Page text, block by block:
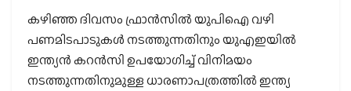
കഴിഞ്ഞ ദിവസം ഫ്രാന്‍സില്‍ യുപിഐ വഴി
പണമിടപാടുകള്‍ നടത്തുന്നതിനും യുഎഇയില്‍
ഇന്ത്യന്‍ കറന്‍സി ഉപയോഗിച്ച് വിനിമയം
നടത്തുന്നതിനുമുള്ള ധാരണാപത്രത്തില്‍ ഇന്ത്യ